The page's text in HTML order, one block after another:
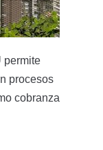
permite
procesos
cobranza